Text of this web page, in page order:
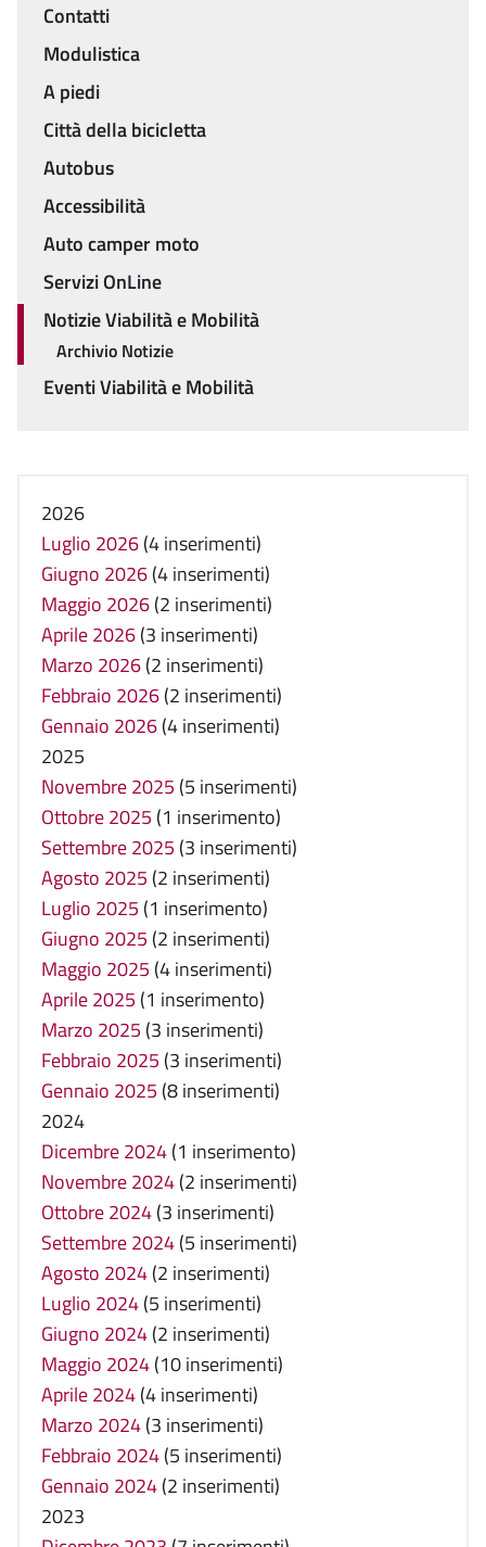
Menu
Contatti
Modulistica
A piedi
Città della bicicletta
Autobus
Accessibilità
Auto camper moto
Servizi OnLine
Notizie Viabilità e Mobilità
Archivio Notizie
Eventi Viabilità e Mobilità
2026
Luglio 2026(4 inserimenti)
Giugno 2026(4 inserimenti)
Maggio 2026(2 inserimenti)
Aprile 2026(3 inserimenti)
Marzo 2026(2 inserimenti)
Febbraio 2026(2 inserimenti)
Gennaio 2026(4 inserimenti)
2025
Novembre 2025 (5 inserimenti)
Ottobre 2025 (1 inserimento)
Settembre 2025 (3 inserimenti)
Agosto 2025 (2 inserimenti)
Luglio 2025 (1 inserimento)
Giugno 2025 (2 inserimenti)
Maggio 2025 (4 inserimenti)
Aprile 2025 (1 inserimento)
Marzo 2025 (3 inserimenti)
Febbraio 2025 (3 inserimenti)
Gennaio 2025 (8 inserimenti)
2024
Dicembre 2024(1 inserimento)
Novembre 2024(2 inserimenti)
Ottobre 2024(3 inserimenti)
Settembre 2024(5 inserimenti)
Agosto 2024(2 inserimenti)
Luglio 2024(5 inserimenti)
Giugno 2024(2 inserimenti)
Maggio 2024(10 inserimenti)
Aprile 2024(4 inserimenti)
Marzo 2024(3 inserimenti)
Febbraio 2024(5 inserimenti)
Gennaio 2024(2 inserimenti)
2023